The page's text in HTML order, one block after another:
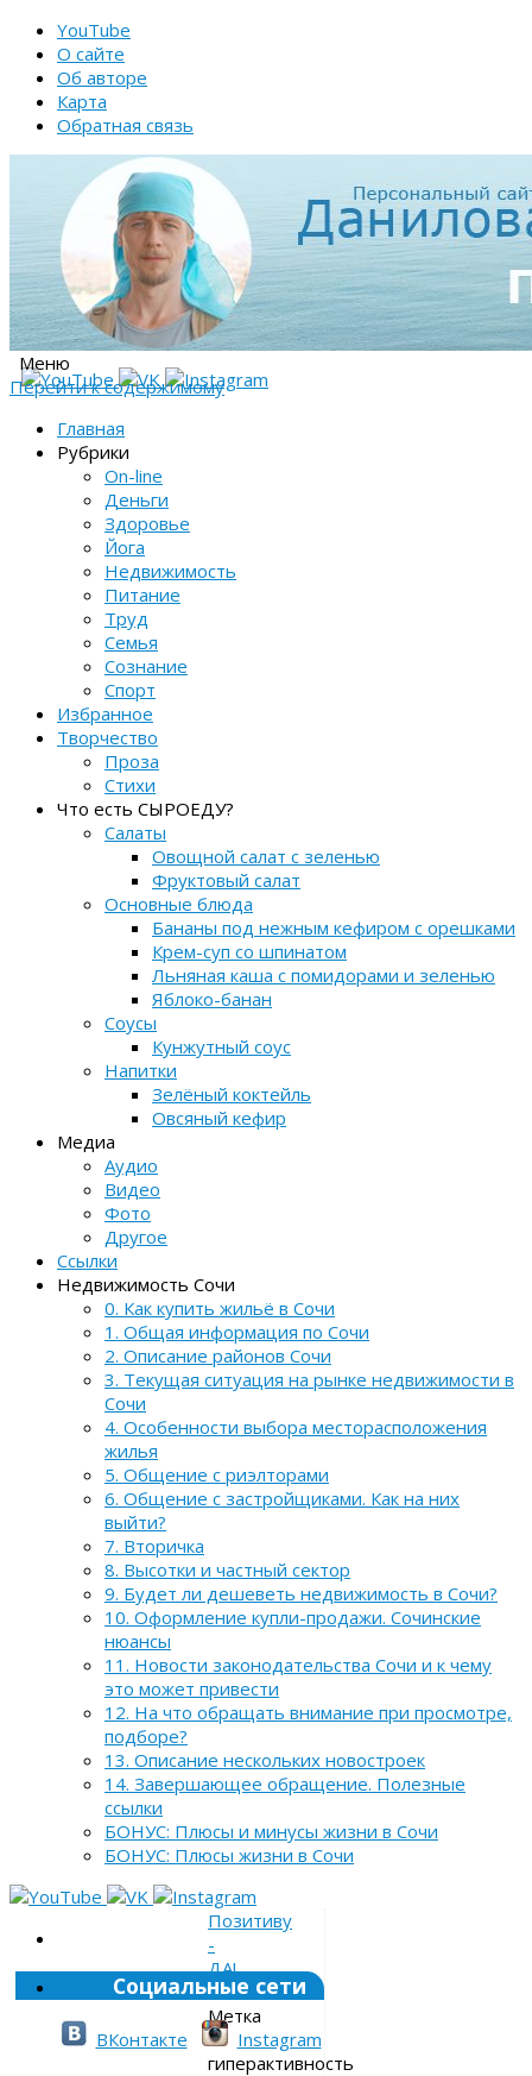
YouTube
О сайте
Об авторе
Карта
Обратная связь
Меню
Перейти к содержимому
Главная
Рубрики
On-line
Деньги
Здоровье
Йога
Недвижимость
Питание
Труд
Семья
Сознание
Спорт
Избранное
Творчество
Проза
Стихи
Что есть СЫРОЕДУ?
Салаты
Овощной салат с зеленью
Фруктовый салат
Основные блюда
Бананы под нежным кефиром с орешками
Крем-суп со шпинатом
Льняная каша с помидорами и зеленью
Яблоко-банан
Соусы
Кунжутный соус
Напитки
Зелёный коктейль
Овсяный кефир
Медиа
Аудио
Видео
Фото
Другое
Ссылки
Недвижимость Сочи
0. Как купить жильё в Сочи
1. Общая информация по Сочи
2. Описание районов Сочи
3. Текущая ситуация на рынке недвижимости в
Сочи
4. Особенности выбора месторасположения
жилья
5. Общение с риэлторами
6. Общение с застройщиками. Как на них
выйти?
7. Вторичка
8. Высотки и частный сектор
9. Будет ли дешеветь недвижимость в Сочи?
10. Оформление купли-продажи. Сочинские
нюансы
11. Новости законодательства Сочи и к чему
это может привести
12. На что обращать внимание при просмотре,
подборе?
13. Описание нескольких новостроек
14. Завершающее обращение. Полезные
ссылки
БОНУС: Плюсы и минусы жизни в Сочи
БОНУС: Плюсы жизни в Сочи
Позитиву
-
ДА!
»
Метка
»
гиперактивность
Социальные сети
ВКонтакте Instagram